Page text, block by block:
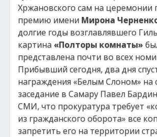
Хржановского сам на церемонии
премию имени Мирона
долгие годы возглавлявшего
картина «Полторы комнаты»
представлена почти во всех
Прибывший сегодня, два дня
награждения «Белым Слоном» на
заседание в Самару Павел
СМИ, что прокуратура требует
из гражданского оборота» все
запретить его на территории